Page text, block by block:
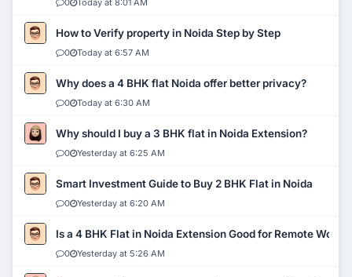
0 Today at 8:01 AM
How to Verify property in Noida Step by Step
0 Today at 6:57 AM
Why does a 4 BHK flat Noida offer better privacy?
0 Today at 6:30 AM
Why should I buy a 3 BHK flat in Noida Extension?
0 Yesterday at 6:25 AM
Smart Investment Guide to Buy 2 BHK Flat in Noida
0 Yesterday at 6:20 AM
Is a 4 BHK Flat in Noida Extension Good for Remote Work?
0 Yesterday at 5:26 AM